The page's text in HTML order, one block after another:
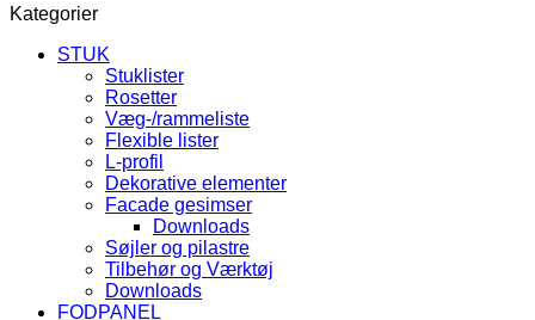
Kategorier
STUK
Stuklister
Rosetter
Væg-/rammeliste
Flexible lister
L-profil
Dekorative elementer
Facade gesimser
Downloads
Søjler og pilastre
Tilbehør og Værktøj
Downloads
FODPANEL